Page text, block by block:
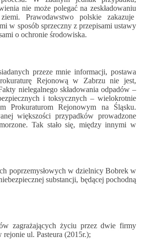
nie może polegać na zeskładowaniu
Prawodawstwo polskie zakazuje
w sposób sprzeczny z przepisami ustawy
o ochronie środowiska.
przeze mnie informacji, postawa
Rejonową w Zabrzu nie jest,
nielegalnego składowania odpadów –
i toksycznych – wielokrotnie
Prokuraturom Rejonowym na Śląsku.
większości przypadków prowadzone
Tak stało się, między innymi w
poprzemysłowych w dzielnicy Bobrek w
substancji, będącej pochodną
zagrażających życiu przez dwie firmy
ul. Pasteura (2015r.);